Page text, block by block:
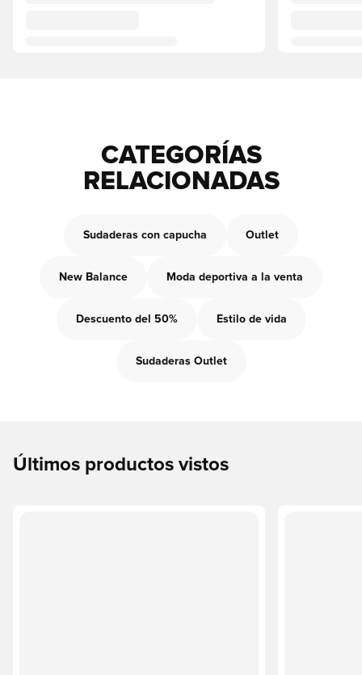
CATEGORÍAS
RELACIONADAS
Sudaderas con capucha Outlet
New Balance Moda deportiva a la venta
Descuento del 50% Estilo de vida
Sudaderas Outlet
Últimos productos vistos